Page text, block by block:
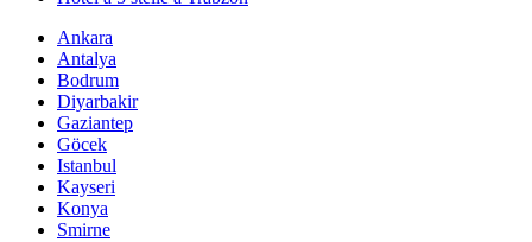
Ankara
Antalya
Bodrum
Diyarbakir
Gaziantep
Göcek
Istanbul
Kayseri
Konya
Smirne